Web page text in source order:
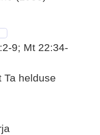
9; Mt 22:34-
Ta helduse